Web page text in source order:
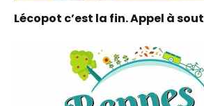
Lécopot c’est la fin. Appel à